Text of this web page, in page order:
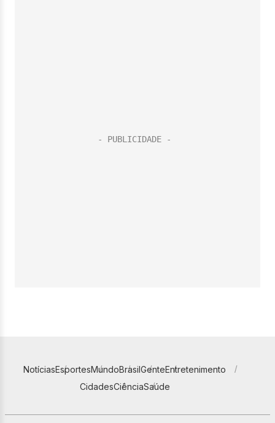
NotíciasEsportesMundoBrasilGenteEntretenimento
CidadesCiênciaSaúde